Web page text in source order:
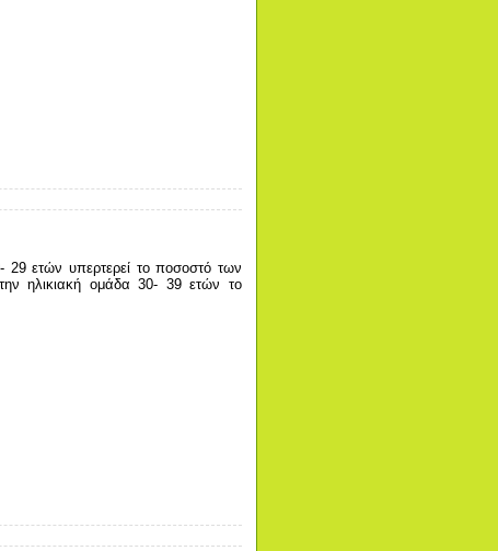
29 ετών υπερτερεί το ποσοστό των
ηλικιακή ομάδα 30- 39 ετών το